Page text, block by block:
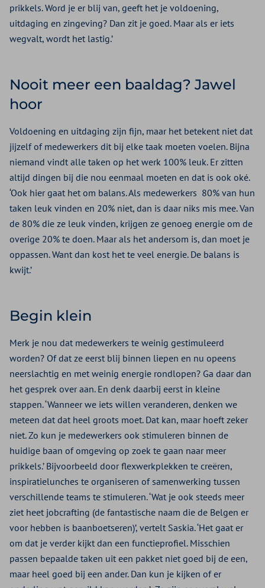
prikkels. Word je er blij van, geeft het je voldoening,
uitdaging en zingeving? Dan zit je goed. Maar als er iets
wegvalt, wordt het lastig.’
Nooit meer een baaldag? Jawel
hoor
Voldoening en uitdaging zijn fijn, maar het betekent niet dat
jijzelf of medewerkers dit bij elke taak moeten voelen. Bijna
niemand vindt alle taken op het werk 100% leuk. Er zitten
altijd dingen bij die nou eenmaal moeten en dat is ook oké.
‘Ook hier gaat het om balans. Als medewerkers 80% van hun
taken leuk vinden en 20% niet, dan is daar niks mis mee. Van
de 80% die ze leuk vinden, krijgen ze genoeg energie om de
overige 20% te doen. Maar als het andersom is, dan moet je
oppassen. Want dan kost het te veel energie. De balans is
kwijt.’
Begin klein
Merk je nou dat medewerkers te weinig gestimuleerd
worden? Of dat ze eerst blij binnen liepen en nu opeens
neerslachtig en met weinig energie rondlopen? Ga daar dan
het gesprek over aan. En denk daarbij eerst in kleine
stappen. ‘Wanneer we iets willen veranderen, denken we
meteen dat dat heel groots moet. Dat kan, maar hoeft zeker
niet. Zo kun je medewerkers ook stimuleren binnen de
huidige baan of omgeving op zoek te gaan naar meer
prikkels.’ Bijvoorbeeld door flexwerkplekken te creëren,
inspiratielunches te organiseren of samenwerking tussen
verschillende teams te stimuleren. ‘Wat je ook steeds meer
ziet heet jobcrafting (de fantastische naam die de Belgen er
voor hebben is baanboetseren)’, vertelt Saskia. ‘Het gaat er
om dat je verder kijkt dan een functieprofiel. Misschien
passen bepaalde taken uit een pakket niet goed bij de een,
maar heel goed bij een ander. Dan kun je kijken of er